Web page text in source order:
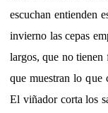
escuchan entienden
invierno las cepas
largos, que no tienen
que muestran lo que
El viñador corta los